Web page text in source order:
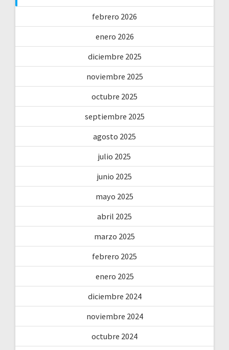
febrero 2026
enero 2026
diciembre 2025
noviembre 2025
octubre 2025
septiembre 2025
agosto 2025
julio 2025
junio 2025
mayo 2025
abril 2025
marzo 2025
febrero 2025
enero 2025
diciembre 2024
noviembre 2024
octubre 2024